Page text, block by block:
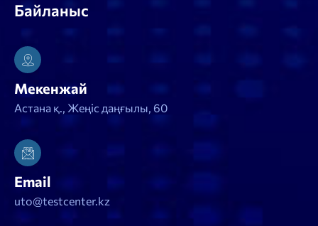
Байланыс
Мекенжай
Астана қ., Жеңіс даңғылы, 60
Email
uto@testcenter.kz